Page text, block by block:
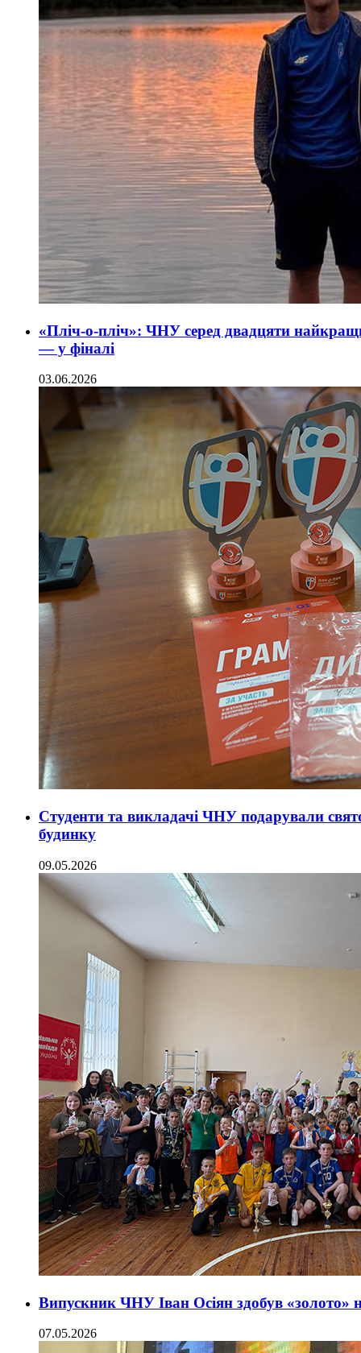
«Пліч-о-пліч»: ЧНУ серед двадцяти
— у фіналі
03.06.2026
Студенти та викладачі ЧНУ подарували
будинку
09.05.2026
Випускник ЧНУ Іван Осіян здобув «золото»
07.05.2026